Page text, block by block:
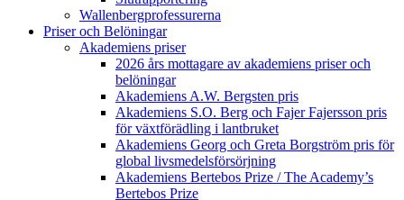
Wallenbergprofessurerna
Priser och Belöningar
Akademiens priser
2026 års mottagare av akademiens priser och
belöningar
Akademiens A.W. Bergsten pris
Akademiens S.O. Berg och Fajer Fajersson pris
för växtförädling i lantbruket
Akademiens Georg och Greta Borgström pris för
global livsmedelsförsörjning
Akademiens Bertebos Prize / The Academy’s
Bertebos Prize